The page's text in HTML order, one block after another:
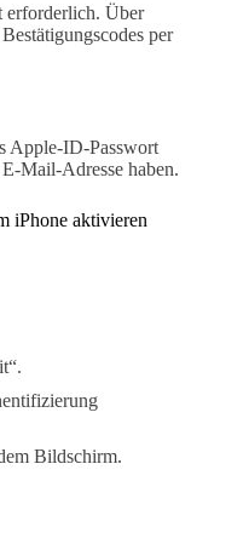
erforderlich. Über
per
Apple-ID-Passwort
Mail-Adresse haben.
iPhone aktivieren
Bildschirm.